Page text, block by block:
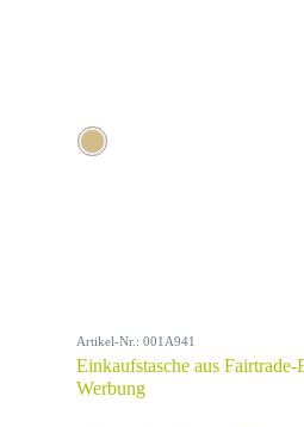
Artikel-Nr.: 001A941
Einkaufstasche aus
Werbung